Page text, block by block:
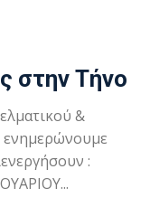
στην Τήνο
&
ενημερώνουμε
: